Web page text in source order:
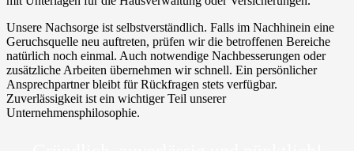
Unsere Nachsorge ist selbstverständlich. Falls im Nachhinein eine
Geruchsquelle neu auftreten, prüfen wir die betroffenen Bereiche
natürlich noch einmal. Auch notwendige Nachbesserungen oder
zusätzliche Arbeiten übernehmen wir schnell. Ein persönlicher
Ansprechpartner bleibt für Rückfragen stets verfügbar.
Zuverlässigkeit ist ein wichtiger Teil unserer
Unternehmensphilosophie.